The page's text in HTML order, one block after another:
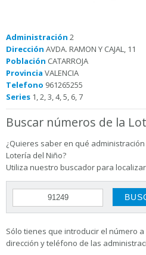
Administración 2
Dirección AVDA. RAMON Y CAJAL, 11
Población CATARROJA
Provincia VALENCIA
Telefono 961265255
Series 1, 2, 3, 4, 5, 6, 7
Buscar números de la
¿Quieres saber en qué
Lotería del Niño?
Utiliza nuestro buscador para
Sólo tienes que introducir el número
dirección y teléfono de las